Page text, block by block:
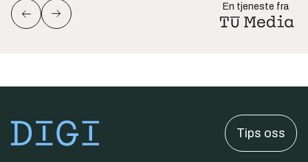
En tjeneste fra
Tips oss